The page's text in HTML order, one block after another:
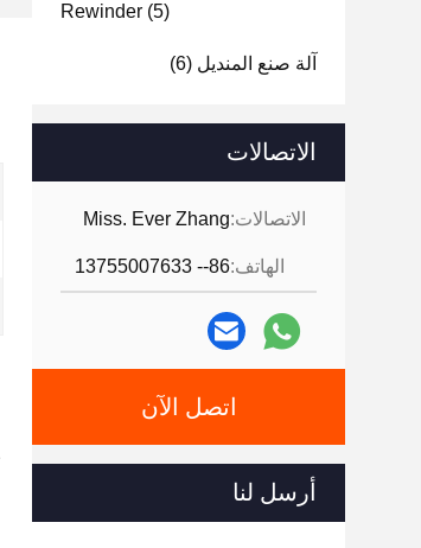
Rewinder (5)
آلة صنع المنديل (6)
الاتصالات
الاتصالات:Miss. Ever Zhang
الهاتف:86-- 13755007633
اتصل الآن
أرسل لنا